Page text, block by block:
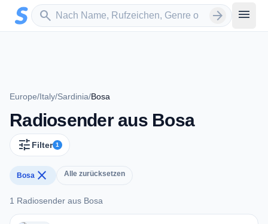
Zum Hauptinhalt springen
search
Sender suchen arrow_forward menu
Europe/Italy/Sardinia/Bosa
Radiosender aus Bosa
tune Filter 1
Bosa close Alle zurücksetzen
1 Radiosender aus Bosa
1 Radiosender aus Bosa